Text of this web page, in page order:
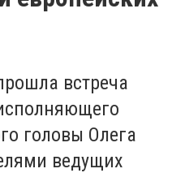
встреча
головы Олега
ведущих